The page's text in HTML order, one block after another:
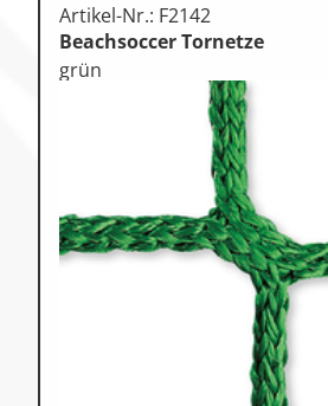
Artikel-Nr.: F2142
Beachsoccer Tornetze
grün